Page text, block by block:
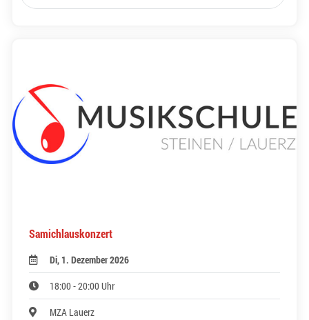
Samichlauskonzert
Di, 1. Dezember 2026
18:00 - 20:00 Uhr
MZA Lauerz